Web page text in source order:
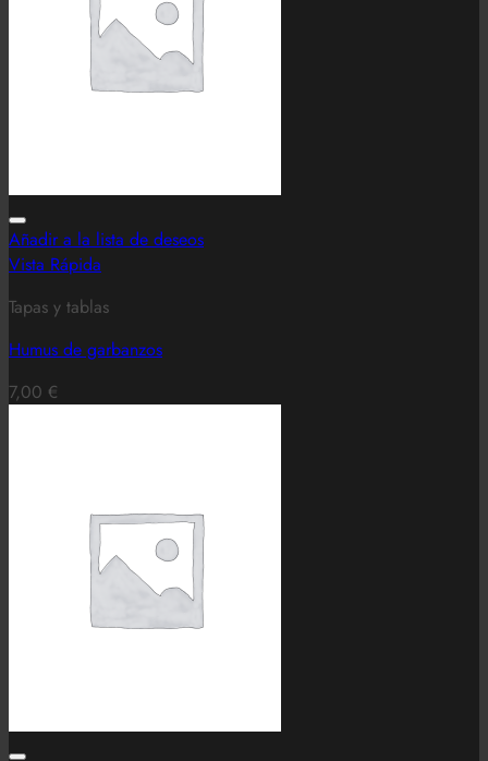
Añadir a la lista de deseos
Vista Rápida
Tapas y tablas
Humus de garbanzos
7,00 €